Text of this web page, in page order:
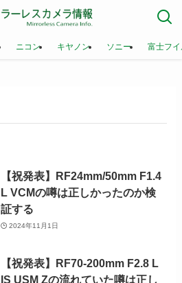
ニコン キヤノン ソニー 富士フ
【祝発表】RF24mm/50mm F1.4
L VCMの噂は正しかったのか検
証する
2024年11月1日
【祝発表】RF70-200mm F2.8 L
IS USM Zの流れていた噂は正し